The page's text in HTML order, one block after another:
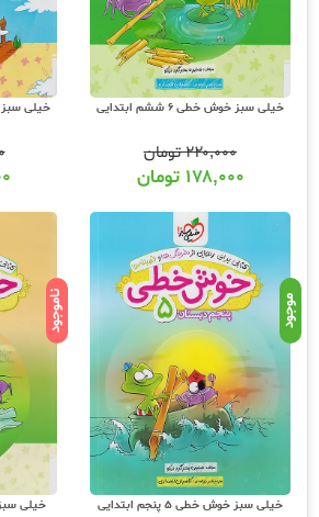
خیلی سبز خوش خطی 6 ششم ابتدایی
۲۲۰,۰۰۰تومان
۱۷۸,۰۰۰ تومان
خیلی سبز خوش
موجود
خیلی سبز خوش خطی 5 پنجم ابتدایی
ناموجود
خیلی سبز